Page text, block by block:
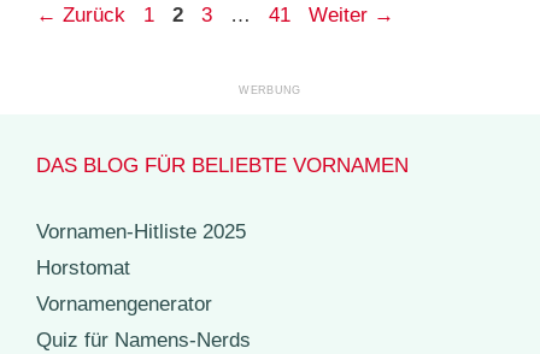
← Zurück Seite
1 Seite
2 Seite
3 … Seite
41 Weiter →
DAS BLOG FÜR BELIEBTE VORNAMEN
Vornamen-Hitliste 2025
Horstomat
Vornamengenerator
Quiz für Namens-Nerds